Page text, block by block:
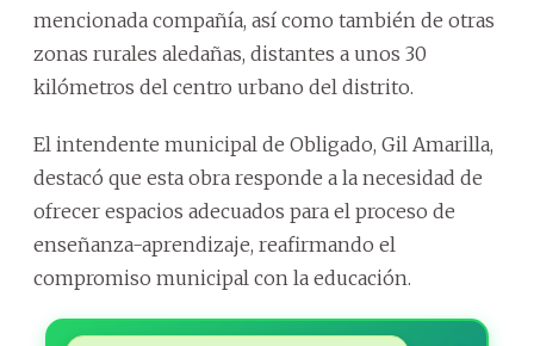
mencionada compañía, así como también de otras
zonas rurales aledañas, distantes a unos 30
kilómetros del centro urbano del distrito.
El intendente municipal de Obligado, Gil Amarilla,
destacó que esta obra responde a la necesidad de
ofrecer espacios adecuados para el proceso de
enseñanza-aprendizaje, reafirmando el
compromiso municipal con la educación.